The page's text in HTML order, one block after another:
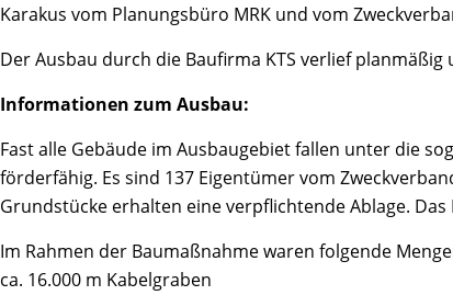
Karakus vom Planungsbüro MRK und vom
Der Ausbau durch die Baufirma KTS verlief planmäßig
Informationen zum Ausbau:
Fast alle Gebäude im Ausbaugebiet fallen unter die
förderfähig. Es sind 137 Eigentümer vom
Grundstücke erhalten eine verpflichtende Ablage.
Im Rahmen der Baumaßnahme waren folgende
ca. 16.000 m Kabelgraben